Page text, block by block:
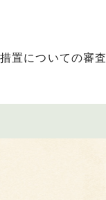
置についての審査